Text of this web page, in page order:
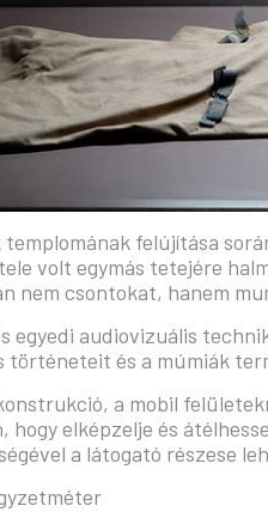
templomának felújítása
volt egymás tetejére
nem csontokat, hanem
egyedi audiovizuális
történeteit és a múmiák
a mobil
hogy elképzelje és
a látogató részese